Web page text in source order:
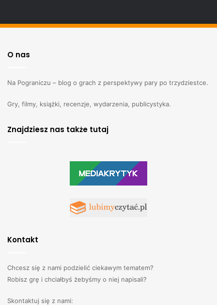
O nas
Na Pograniczu – blog o grach z perspektywy pary po trzydziestce.
Gry, filmy, książki, recenzje, wydarzenia, publicystyka.
Znajdziesz nas także tutaj
Kontakt
Chcesz się z nami podzielić ciekawym tematem?
Robisz grę i chciałbyś żebyśmy o niej napisali?
Skontaktuj się z nami: